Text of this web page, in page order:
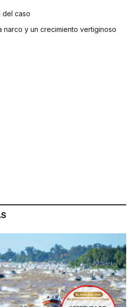
del caso
narco y un crecimiento vertiginoso